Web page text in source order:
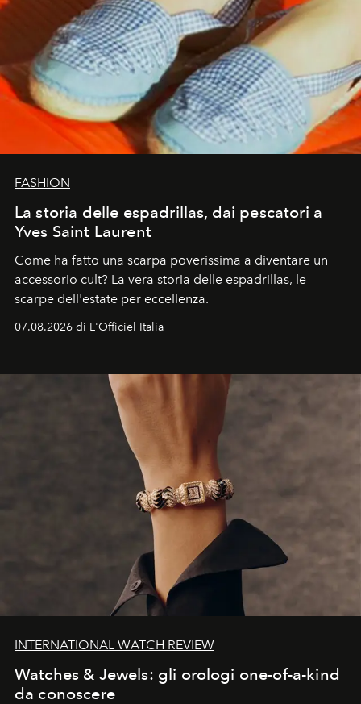
FASHION
La storia delle espadrillas, dai pescatori a
Yves Saint Laurent
Come ha fatto una scarpa poverissima a diventare un
accessorio cult? La vera storia delle espadrillas, le
scarpe dell'estate per eccellenza.
07.08.2026 di L'Officiel Italia
INTERNATIONAL WATCH REVIEW
Watches & Jewels: gli orologi one-of-a-kind
da conoscere